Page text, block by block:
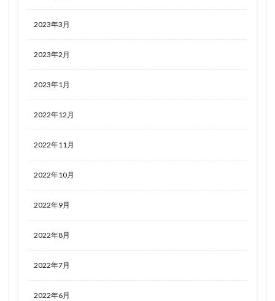
2023年3月
2023年2月
2023年1月
2022年12月
2022年11月
2022年10月
2022年9月
2022年8月
2022年7月
2022年6月